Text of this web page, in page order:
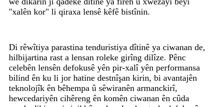
"xalên kor" li qiraxa lensê kêfê bistînin.
Di rêwîtiya parastina tenduristiya dîtinê ya ciwanan de,
hilbijartina rast a lensan roleke girîng dilîze. Pênc
celebên lensên defokusê yên pir-xalî yên performansa
bilind ên ku li jor hatine destnîşan kirin, bi avantajên
teknolojîk ên bêhempa û sêwiranên armanckirî,
hewcedariyên cihêreng ên komên ciwanan ên cûda